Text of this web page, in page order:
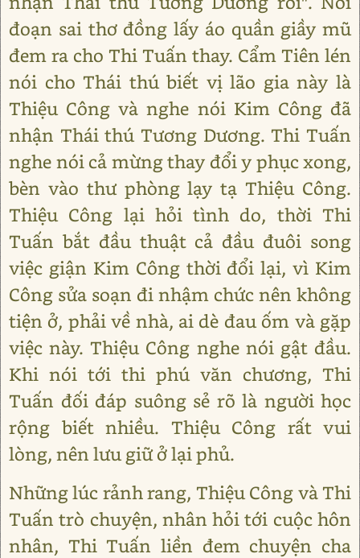
đoạn sai thơ đồng lấy áo quần giầy mũ
đem ra cho Thi Tuấn thay. Cẩm Tiên lén
nói cho Thái thú biết vị lão gia này là
Thiệu Công và nghe nói Kim Công đã
nhận Thái thú Tương Dương. Thi Tuấn
nghe nói cả mừng thay đổi y phục xong,
bèn vào thư phòng lạy tạ Thiệu Công.
Thiệu Công lại hỏi tình do, thời Thi
Tuấn bắt đầu thuật cả đầu đuôi song
việc giận Kim Công thời đổi lại, vì Kim
Công sửa soạn đi nhậm chức nên không
tiện ở, phải về nhà, ai dè đau ốm và gặp
việc này. Thiệu Công nghe nói gật đầu.
Khi nói tới thi phú văn chương, Thi
Tuấn đối đáp suông sẻ rõ là người học
rộng biết nhiều. Thiệu Công rất vui
lòng, nên lưu giữ ở lại phủ.
Những lúc rảnh rang, Thiệu Công và Thi
Tuấn trò chuyện, nhân hỏi tới cuộc hôn
nhân, Thi Tuấn liền đem chuyện cha